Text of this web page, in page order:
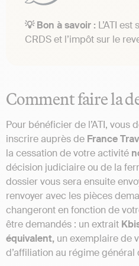
💡 Bon à savoir : L’ATI
CRDS et l’impôt sur le
Comment faire la
Pour bénéficier de l’ATI, vous
inscrire auprès de France
la cessation de votre activité
décision judiciaire ou de la
dossier vous sera ensuite
renvoyer avec les pièces
changeront en fonction de
être demandés : un extrait
équivalent, un exemplaire de
d’affiliation au régime